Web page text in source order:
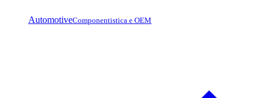
AutomotiveComponentistica e OEM